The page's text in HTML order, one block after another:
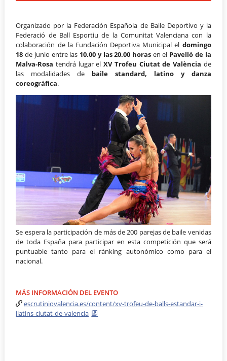
Organizado por la Federación Española de Baile Deportivo y la
Federació de Ball Esportiu de la Comunitat Valenciana con la
colaboración de la Fundación Deportiva Municipal el domingo
18 de junio entre las 10.00 y las 20.00 horasen el Pavelló de la
Malva-Rosa tendrá lugar elXV Trofeu Ciutat de València de
las modalidades de baile standard, latino y danza
coreográfica.
Se espera la participación de más de 200 parejas de baile venidas
de toda España para participar en esta competición que será
puntuable tanto para el ránking autonómico como para el
nacional.
MÁS INFORMACIÓN DEL EVENTO
escrutiniovalencia.es/content/xv-trofeu-de-balls-estandar-i-
llatins-ciutat-de-valencia